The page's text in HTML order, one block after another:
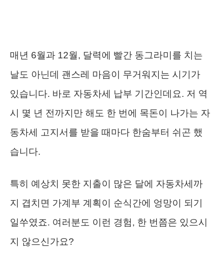
매년 6월과 12월, 달력에 빨간 동그라미를 치는
날도 아닌데 괜스레 마음이 무거워지는 시기가
있습니다. 바로 자동차세 납부 기간인데요. 저 역
시 몇 년 전까지만 해도 한 번에 목돈이 나가는 자
동차세 고지서를 받을 때마다 한숨부터 쉬곤 했
습니다.
특히 예상치 못한 지출이 많은 달에 자동차세까
지 겹치면 가계부 계획이 순식간에 엉망이 되기
일쑤였죠. 여러분도 이런 경험, 한 번쯤은 있으시
지 않으신가요?